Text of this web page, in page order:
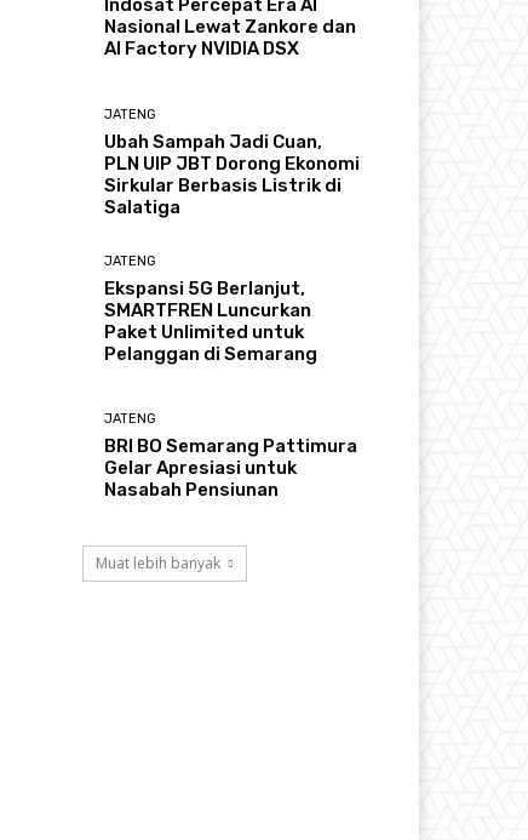
Indosat Percepat Era AI
Nasional Lewat Zankore dan
AI Factory NVIDIA DSX
JATENG
Ubah Sampah Jadi Cuan,
PLN UIP JBT Dorong Ekonomi
Sirkular Berbasis Listrik di
Salatiga
JATENG
Ekspansi 5G Berlanjut,
SMARTFREN Luncurkan
Paket Unlimited untuk
Pelanggan di Semarang
JATENG
BRI BO Semarang Pattimura
Gelar Apresiasi untuk
Nasabah Pensiunan
Muat lebih banyak